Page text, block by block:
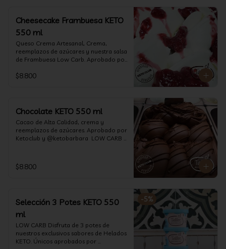
Cheesecake Frambuesa KETO
550 ml
Queso Crema Artesanal, Crema,
reemplazos de azúcares y nuestra salsa
de Frambuesa Low Carb. Aprobado por
KETO. (550 ml)
$8.800
Chocolate KETO 550 ml
Cacao de Alta Calidad, crema y
reemplazos de azúcares. Aprobado por
Ketoclub y @ketobarbara  LOW CARB
$8.800
-5%
Selección 3 Potes KETO 550
ml
LOW CARB Disfruta de 3 potes de
nuestros exclusivos sabores de Helados
KETO. Únicos aprobados por